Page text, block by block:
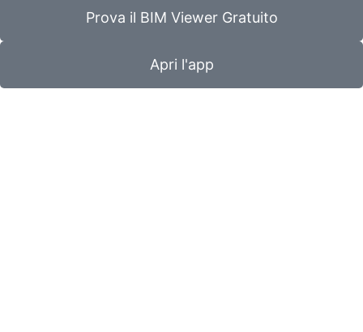
Prova il BIM Viewer Gratuito
Apri l'app